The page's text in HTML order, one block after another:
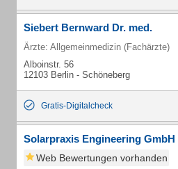
Siebert Bernward Dr. med.
Ärzte: Allgemeinmedizin (Fachärzte)
Alboinstr. 56
12103 Berlin - Schöneberg
Gratis-Digitalcheck
Solarpraxis Engineering GmbH
Web Bewertungen vorhanden